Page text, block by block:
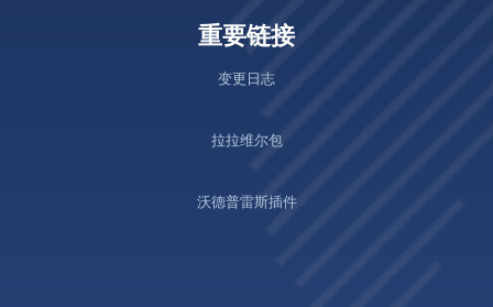
重要链接
变更日志
拉拉维尔包
沃德普雷斯插件